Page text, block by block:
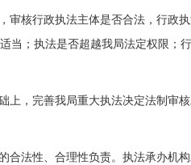
审核行政执法主体是否合法，行政
；执法是否超越我局法定权限
上，完善我局重大执法决定法制审
合法性、合理性负责。执法承办机